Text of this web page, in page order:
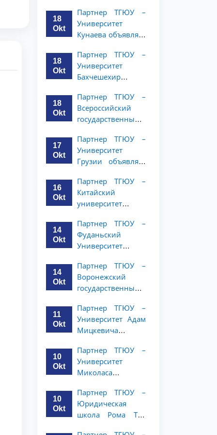
курсов
Купалы объявляет
программу
академической
студентов 2-3
курсов ТГЮУ
18
Okt
Партнер ТГЮУ –
Университет
Кунаева объявляет
академической
мобильности для
студентов 2–3
18
Okt
Партнер ТГЮУ –
Университет
Бахчешехир
программе
академической
мобильности для
курсов
18
Okt
Партнер ТГЮУ –
Всероссийский
государственный
юстиции
объявляет
программу
мобильности для
студентов 2–3
курсов ТГЮУ
17
Okt
Партнер ТГЮУ –
Университет
Грузии объявляет
академической
мобильности для
студентов 2–3
16
Okt
Партнер ТГЮУ –
Китайский
университет
и права объявляет
программу
академической
студентов 2–3
курсов ТГЮУ
14
Okt
Партнер ТГЮУ –
Фуданьский
Университет
программу
академической
мобильности для
курсов ТГЮУ
14
Okt
Партнер ТГЮУ –
Воронежский
государственный
объявляет
программу
академической
студентов 2–3
курсов ТГЮУ
11
Okt
Партнер ТГЮУ –
Университет Адам
Мицкевича
программу
академической
мобильности для
курсов ТГЮУ
10
Okt
Партнер ТГЮУ –
Университет
Миколаса
объявляет
программу
академической
10
Okt
Партнер ТГЮУ –
Юридическая
школа Рома Тре